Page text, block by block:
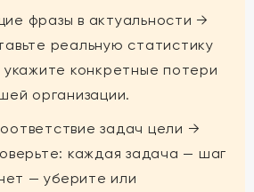
фразы в актуальности →
реальную статистику
конкретные потери
организации.
задач цели →
каждая задача — шаг
— уберите или